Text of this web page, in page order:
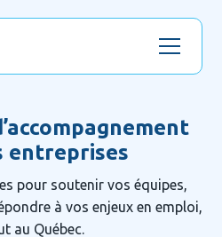
entreprises
pour soutenir vos équipes,
à vos enjeux en emploi,
au Québec.